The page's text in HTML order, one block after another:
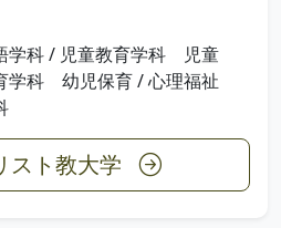
学科 / 児童教育学科 児童
学科 幼児保育 / 心理福祉
スト教大学